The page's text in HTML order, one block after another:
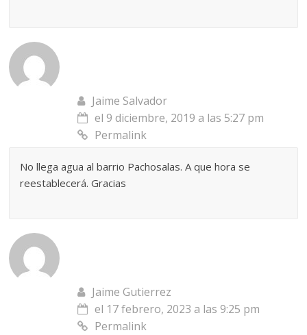
Jaime Salvador
el 9 diciembre, 2019 a las 5:27 pm
Permalink
No llega agua al barrio Pachosalas. A que hora se
reestablecerá. Gracias
Jaime Gutierrez
el 17 febrero, 2023 a las 9:25 pm
Permalink